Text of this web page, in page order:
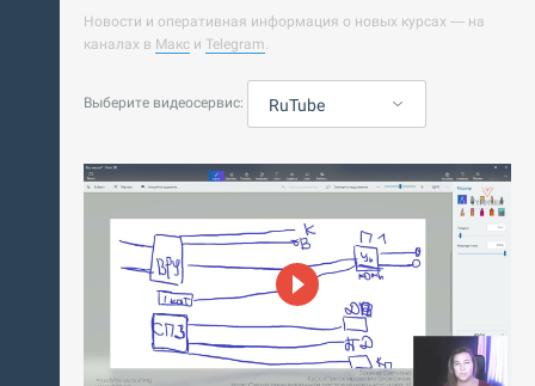
Новости и оперативная информация о новых курсах — на
каналах в Макс и Telegram.
Выберите видеосервис: RuTube